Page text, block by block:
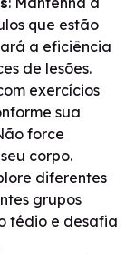
que estão
a eficiência
de lesões.
exercícios
sua
force
corpo.
diferentes
grupos
tédio e desafia